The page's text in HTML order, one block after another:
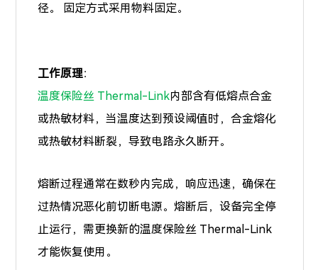
径。 固定方式采用物料固定。
工作原理：
温度保险丝 Thermal-Link内部含有低熔点合金
或热敏材料，当温度达到预设阈值时，合金熔化
或热敏材料断裂，导致电路永久断开。
熔断过程通常在数秒内完成，响应迅速，确保在
过热情况恶化前切断电源。熔断后，设备完全停
止运行，需更换新的温度保险丝 Thermal-Link
才能恢复使用。